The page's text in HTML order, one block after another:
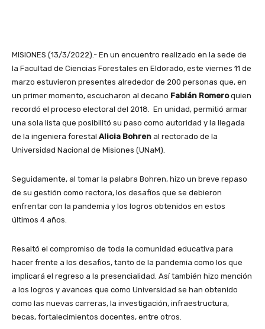
MISIONES (13/3/2022).- En un encuentro realizado en la sede de
la Facultad de Ciencias Forestales en Eldorado, este viernes 11 de
marzo estuvieron presentes alrededor de 200 personas que, en
un primer momento, escucharon al decano Fabián Romeroquien
recordó el proceso electoral del 2018. En unidad, permitió armar
una sola lista que posibilitó su paso como autoridad y la llegada
de la ingeniera forestal Alicia Bohren al rectorado de la
Universidad Nacional de Misiones (UNaM).
Seguidamente, al tomar la palabra Bohren, hizo un breve repaso
de su gestión como rectora, los desafíos que se debieron
enfrentar con la pandemia y los logros obtenidos en estos
últimos 4 años.
Resaltó el compromiso de toda la comunidad educativa para
hacer frente a los desafíos, tanto de la pandemia como los que
implicará el regreso a la presencialidad. Así también hizo mención
a los logros y avances que como Universidad se han obtenido
como las nuevas carreras, la investigación, infraestructura,
becas, fortalecimientos docentes, entre otros.